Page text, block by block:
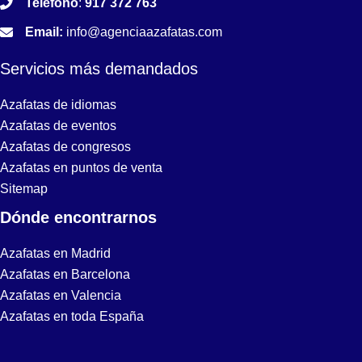
Teléfono: 917 372 763
Email: info@agenciaazafatas.com
Servicios más demandados
Azafatas de idiomas
Azafatas de eventos
Azafatas de congresos
Azafatas en puntos de venta
Sitemap
Dónde encontrarnos
Azafatas en Madrid
Azafatas en Barcelona
Azafatas en Valencia
Azafatas en toda España